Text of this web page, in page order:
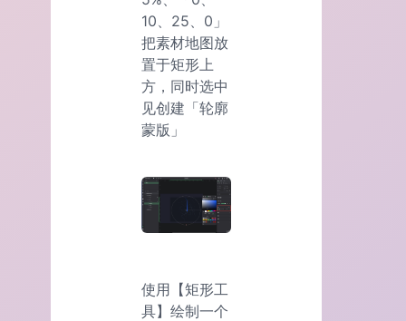
10、25、0」
把素材地图放
置于矩形上
方，同时选中
见创建「轮廓
蒙版」
使用【矩形工
具】绘制一个